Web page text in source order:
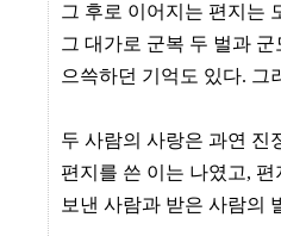
끼
출
DB
파
란
출
마
그 후로 이어지는 편지는
그 대가로 군복 두 벌과
으쓱하던 기억도 있다. 그
두 사람의 사랑은 과연 진
편지를 쓴 이는 나였고,
보낸 사람과 받은 사람의